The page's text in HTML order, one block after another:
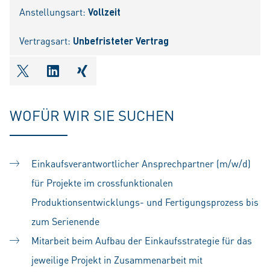
Anstellungsart: Vollzeit
Vertragsart: Unbefristeter Vertrag
shareOntwitter
shareOnlinkedIn
shareOnxing
WOFÜR WIR SIE SUCHEN
Einkaufsverantwortlicher Ansprechpartner (m/w/d)
für Projekte im crossfunktionalen
Produktionsentwicklungs- und Fertigungsprozess bis
zum Serienende
Mitarbeit beim Aufbau der Einkaufsstrategie für das
jeweilige Projekt in Zusammenarbeit mit